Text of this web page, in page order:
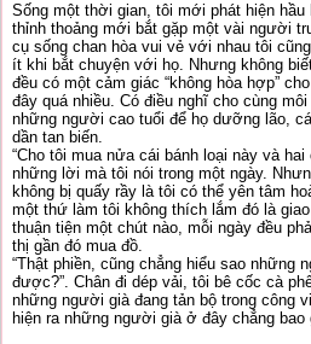
Sống một thời gian, tôi mới phát hiện
thỉnh thoảng mới bắt gặp một vài người
cụ sống chan hòa vui vẻ với nhau tôi
ít khi bắt chuyện với họ. Nhưng không
đều có một cảm giác “không hòa hợp”
đây quá nhiều. Có điều nghĩ cho cùng
những người cao tuổi để họ dưỡng lão,
dần tan biến.
“Cho tôi mua nửa cái bánh loại này và
những lời mà tôi nói trong một ngày.
không bị quấy rầy là tôi có thể yên tâm
một thứ làm tôi không thích lắm đó là
thuận tiện một chút nào, mỗi ngày đều
thị gần đó mua đồ.
“Thật phiền, cũng chẳng hiểu sao những
được?”. Chân đi dép vải, tôi bê cốc cà
những người già đang tản bộ trong công
hiện ra những người già ở đây chẳng bao